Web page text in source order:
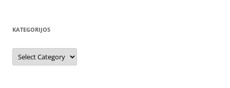
KATEGORIJOS
Kategorijos